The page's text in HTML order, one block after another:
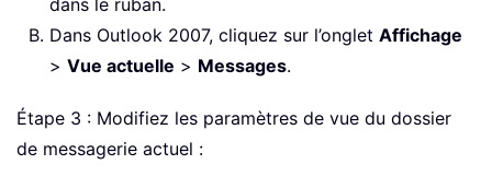
dans le ruban.
Dans Outlook 2007, cliquez sur l’onglet Affichage
> Vue actuelle > Messages.
Étape 3 : Modifiez les paramètres de vue du dossier
de messagerie actuel :